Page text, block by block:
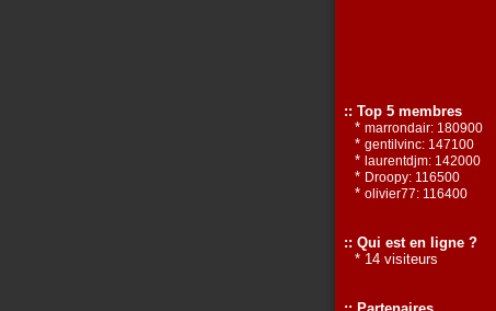
:: Top 5 membres
* marrondair: 180900
* gentilvinc: 147100
* laurentdjm: 142000
* Droopy: 116500
* olivier77: 116400
:: Qui est en ligne ?
* 14 visiteurs